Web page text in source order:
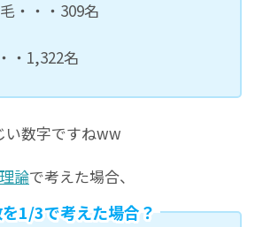
・・・309名
・1,322名
い数字ですねww
論で考えた場合、
1/3で考えた場合？